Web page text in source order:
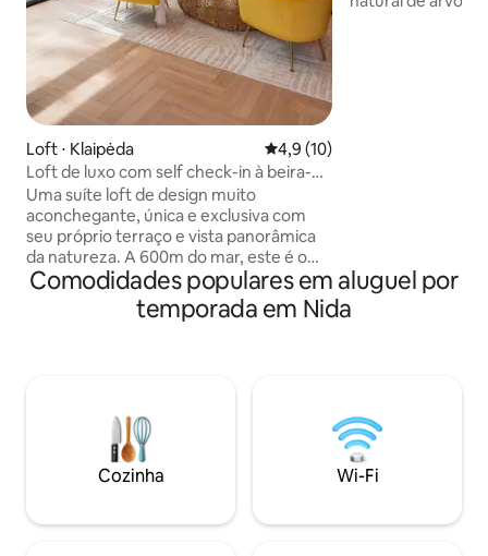
Loft ⋅ Klaipėda 4,9 de uma avaliação média
4,9 (10)
Loft de luxo com self check-in à beira-
mar
Uma suíte loft de design muito
aconchegante, única e exclusiva com
seu próprio terraço e vista panorâmica
da natureza. A 600m do mar, este é o
lugar perfeito para casais, famílias que
procuram privacidade e conexão com a
natureza. É um lugar onde o pulso da
panorâmicas permitem que você admire
a natureza mesmo enquanto estiver em
casa, no terraço é adorável relaxar,
desfrutar da tranquilidade e do ar puro à
Comodidades populares em aluguel por
temporada em Nida
Cozinha Wi-Fi